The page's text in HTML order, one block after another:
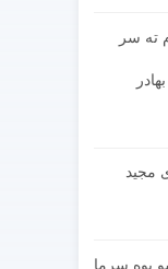
ته سر
مجید
بوه سرما